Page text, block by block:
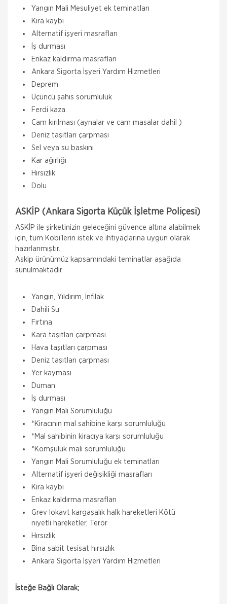
Yangın Mali Mesuliyet ek teminatları
Kira kaybı
Alternatif işyeri masrafları
İş durması
Enkaz kaldırma masrafları
Ankara Sigorta İşyeri Yardım Hizmetleri
Deprem
Üçüncü şahıs sorumluluk
Ferdi kaza
Cam kırılması (aynalar ve cam masalar dahil )
Deniz taşıtları çarpması
Sel veya su baskını
Kar ağırlığı
Hırsızlık
Dolu
ASKİP (Ankara Sigorta Küçük İşletme Poliçesi)
ASKİP ile şirketinizin geleceğini güvence altına alabilmek
için, tüm Kobi'lerin istek ve ihtiyaçlarına uygun olarak
hazırlanmıştır.
Askip ürünümüz kapsamındaki teminatlar aşağıda
sunulmaktadır
Yangın, Yıldırım, İnfilak
Dahili Su
Fırtına
Kara taşıtları çarpması
Hava taşıtları çarpması
Deniz taşıtları çarpması
Yer kayması
Duman
İş durması
Yangın Mali Sorumluluğu
*Kiracının mal sahibine karşı sorumluluğu
*Mal sahibinin kiracıya karşı sorumluluğu
*Komşuluk mali sorumluluğu
Yangın Mali Sorumluluğu ek teminatları
Alternatif işyeri değişikliği masrafları
Kira kaybı
Enkaz kaldırma masrafları
Grev lokavt kargaşalık halk hareketleri Kötü
niyetli hareketler, Terör
Hırsızlık
Bina sabit tesisat hırsızlık
Ankara Sigorta İşyeri Yardım Hizmetleri
İsteğe Bağlı Olarak;